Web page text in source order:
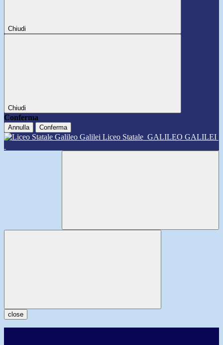
Chiudi
Chiudi
Conferma
Annulla Conferma
Liceo Statale GALILEO GALILEI
close